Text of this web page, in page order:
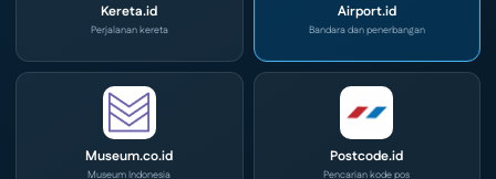
Kereta.id
Perjalanan kereta
Airport.id
Bandara dan penerbangan
Museum.co.id
Museum Indonesia
Postcode.id
Pencarian kode pos